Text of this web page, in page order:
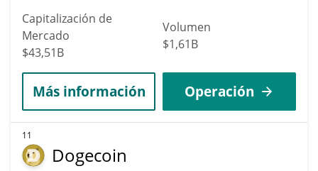
Capitalización de
Mercado
$43,51B
Volumen
$1,61B
Más información Operación
11
Dogecoin